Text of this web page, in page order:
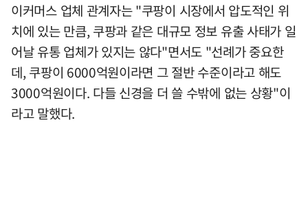
이커머스 업체 관계자는 "쿠팡이 시장에서 압도적인 위
치에 있는 만큼, 쿠팡과 같은 대규모 정보 유출 사태가 일
어날 유통 업체가 있지는 않다"면서도 "선례가 중요한
데, 쿠팡이 6000억원이라면 그 절반 수준이라고 해도
3000억원이다. 다들 신경을 더 쓸 수밖에 없는 상황"이
라고 말했다.